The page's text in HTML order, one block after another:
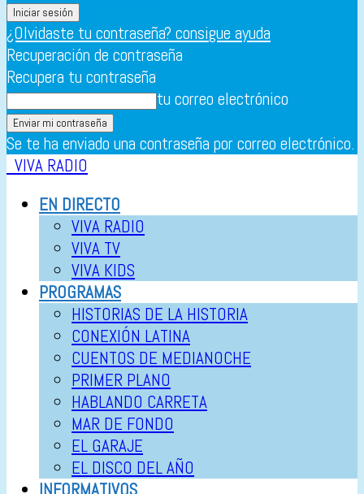
¿Olvidaste tu contraseña? consigue ayuda
Recuperación de contraseña
Recupera tu contraseña
tu correo electrónico
Se te ha enviado una contraseña por correo electrónico.
VIVA RADIO
EN DIRECTO
VIVA RADIO
VIVA TV
VIVA KIDS
PROGRAMAS
HISTORIAS DE LA HISTORIA
CONEXIÓN LATINA
CUENTOS DE MEDIANOCHE
PRIMER PLANO
HABLANDO CARRETA
MAR DE FONDO
EL GARAJE
EL DISCO DEL AÑO
INFORMATIVOS